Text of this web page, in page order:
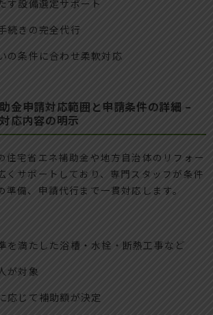
す設備選定サポート
続きの完全代行
の条件に合わせ柔軟対応
金申請対応範囲と申請条件の詳細 –
応内容の明示
住宅省エネ補助金や地方自治体のリフォー
くサポートしており、専門スタッフが条件
備、申請代行まで一貫対応します。
を満たした浴槽・水栓・断熱工事など
が対象
応じて補助額が決定